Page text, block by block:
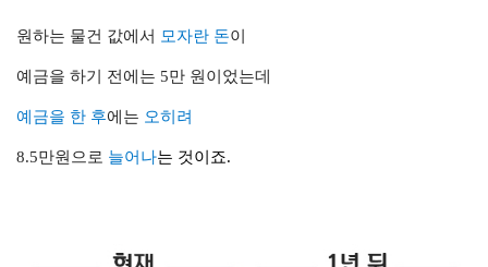
원하는 물건 값에서 모자란 돈이
예금을 하기 전에는 5만 원이었는데
예금을 한 후에는 오히려
8.5만원으로 늘어나는 것이죠.